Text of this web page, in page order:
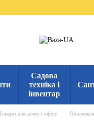
Садова
техніка і
інвентар
для дому і офісу